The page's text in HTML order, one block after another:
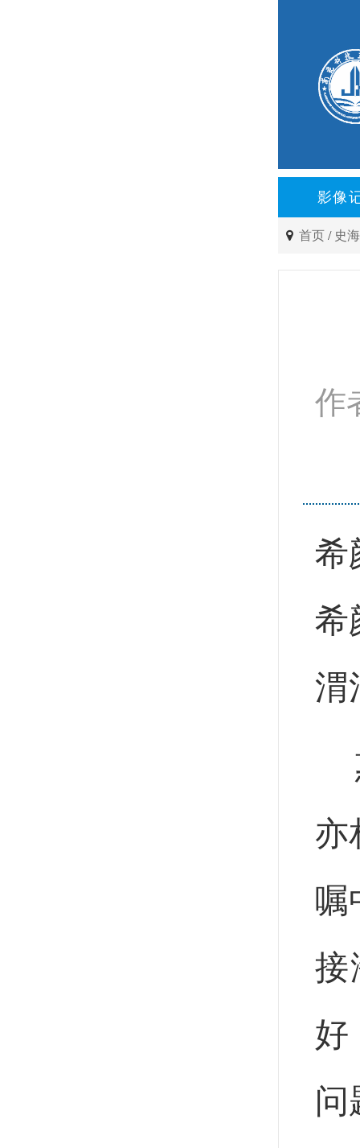
影像
首页 / 史
作
希
希
渭
亦
嘱
接
好
问